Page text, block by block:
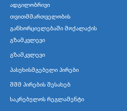
ადგილობრივი
თვითმმართველობის
განხორციელებაში მოქალაქის
გზამკვლევი
გზამკვლევი
პასუხისმგებელი პირები
შშმ პირების შესახებ
საკრებულოს რეგლამენტი